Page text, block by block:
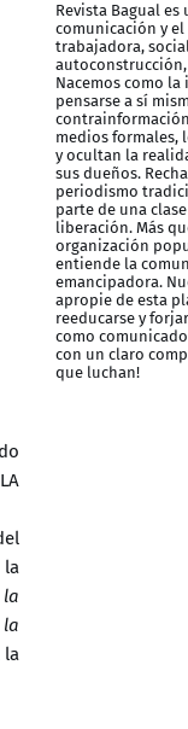
la
la
Revista Bagual
comunicación y
trabajadora,
Nacemos como
pensarse a sí
medios formales,
y ocultan la
sus dueños.
periodismo
parte de una
liberación. Más
organización
entiende la
emancipadora.
apropie de esta
reeducarse y
como
con un claro
que luchan!